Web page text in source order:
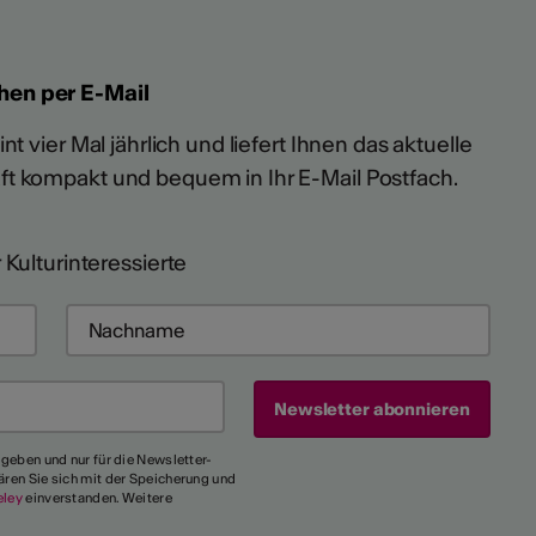
per E-Mail
vier Mal jährlich und liefert Ihnen das aktuelle
kompakt und bequem in Ihr E-Mail Postfach.
Kulturinteressierte
und nur für die Newsletter-
Sie sich mit der Speicherung und
einverstanden. Weitere